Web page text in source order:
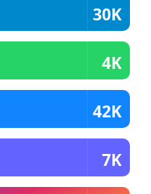
30K
4K
42K
7K